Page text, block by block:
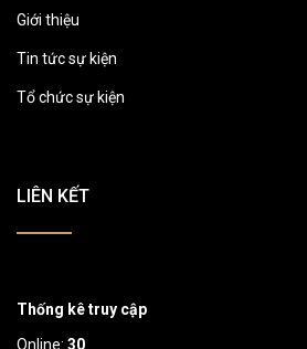
Giới thiệu
Tin tức sự kiện
Tổ chức sự kiện
LIÊN KẾT
Thống kê truy cập
Online: 30